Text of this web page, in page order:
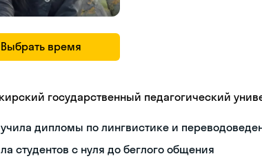
Выбрать время
государственный педагогический
дипломы по лингвистике и
студентов с нуля до беглого общения